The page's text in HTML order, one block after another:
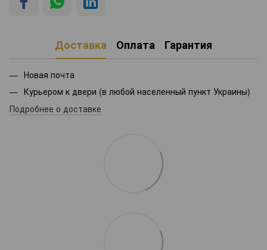
Доставка Оплата Гарантия
Новая почта
Курьером к двери (в любой населенный пункт Украины)
Подробнее о доставке